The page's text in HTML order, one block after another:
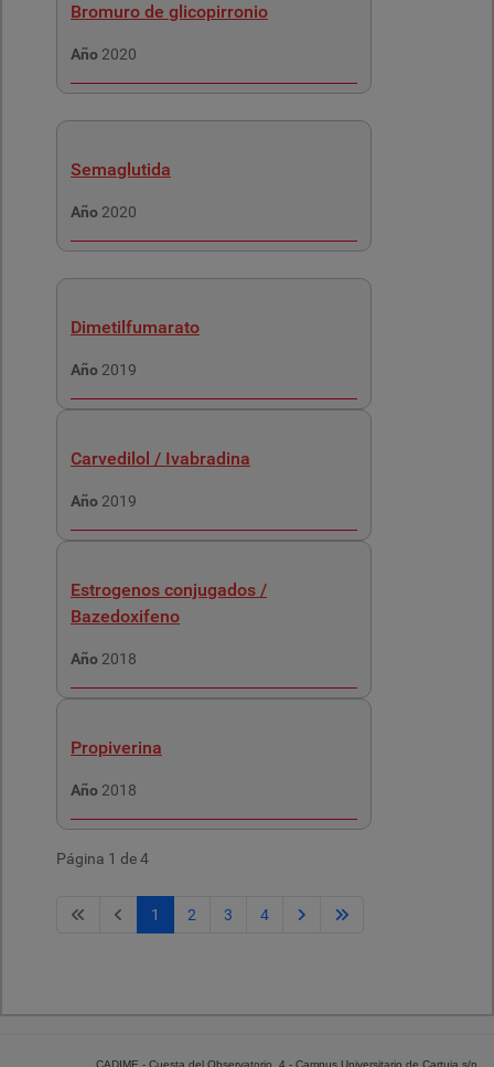
Bromuro de glicopirronio
Año 2020
Semaglutida
Año 2020
Dimetilfumarato
Año 2019
Carvedilol / Ivabradina
Año 2019
Estrogenos conjugados /
Bazedoxifeno
Año 2018
Propiverina
Año 2018
Página 1 de 4
1 2 3 4
CADIME - Cuesta del Observatorio, 4 - Campus Universitario de Cartuja s/n